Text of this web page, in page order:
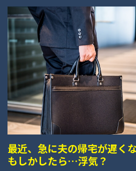
最近、急に夫の帰宅が遅くな
もしかしたら…浮気？